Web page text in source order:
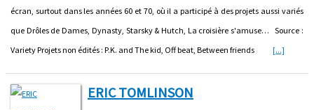
écran, surtout dans les années 60 et 70, où il a participé à des projets aussi variés
que Drôles de Dames, Dynasty, Starsky & Hutch, La croisière s'amuse… Source :
Variety Projets non édités : P.K. and The kid, Off beat, Between friends [...]
ERIC TOMLINSON